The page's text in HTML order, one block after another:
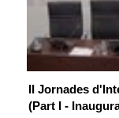
II Jornades
(Part I -